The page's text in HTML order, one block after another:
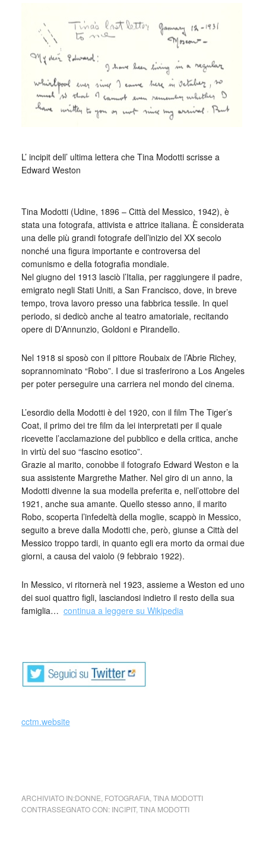
L’ incipit dell’ ultima lettera che Tina Modotti scrisse a
Edward Weston
Tina Modotti (Udine, 1896 – Città del Messico, 1942), è
stata una fotografa, attivista e attrice italiana. È considerata
una delle più grandi fotografe dell’inizio del XX secolo
nonché una figura importante e controversa del
comunismo e della fotografia mondiale.
Nel giugno del 1913 lasciò l’Italia, per raggiungere il padre,
emigrato negli Stati Uniti, a San Francisco, dove, in breve
tempo, trova lavoro presso una fabbrica tessile. In quel
periodo, si dedicò anche al teatro amatoriale, recitando
opere di D’Annunzio, Goldoni e Pirandello.
Nel 1918 si sposò con il pittore Roubaix de l’Abrie Richey,
soprannominato “Robo”. I due si trasferirono a Los Angeles
per poter perseguire una carriera nel mondo del cinema.
L’esordio della Modotti è del 1920, con il film The Tiger’s
Coat, il primo dei tre film da lei interpretati per il quale
ricevette l’acclamazione del pubblico e della critica, anche
in virtù del suo “fascino esotico”.
Grazie al marito, conobbe il fotografo Edward Weston e la
sua assistente Margrethe Mather. Nel giro di un anno, la
Modotti divenne la sua modella preferita e, nell’ottobre del
1921, anche sua amante. Quello stesso anno, il marito
Robo, scoperta l’infedeltà della moglie, scappò in Messico,
seguito a breve dalla Modotti che, però, giunse a Città del
Messico troppo tardi, in quanto egli era morto da ormai due
giorni, a causa del vaiolo (9 febbraio 1922).
In Messico, vi ritornerà nel 1923, assieme a Weston ed uno
dei suoi quattro figli, lasciandosi indietro il resto della sua
famiglia… continua a leggere su Wikipedia
cctm.website
ARCHIVIATO IN:DONNE FOTOGRAFIA, TINA MODOTTI
CONTRASSEGNATO CON: INCIPIT, TINA MODOTTI